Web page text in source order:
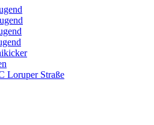
Loruper Straße